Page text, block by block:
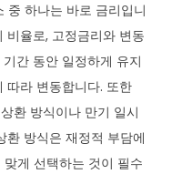
중 하나는 바로 금리입니
비율로, 고정금리와 변동
간 동안 일정하게 유지
따라 변동합니다. 또한
환 방식이나 만기 일시
환 방식은 재정적 부담에
게 선택하는 것이 필수